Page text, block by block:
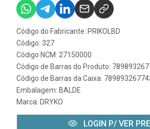
Código do Fabricante: PRIKOLBD
Código: 327
Código NCM: 27150000
Código de Barras do Produto:
Código de Barras da Caixa:
Embalagem: BALDE
Marca: DRYKO
LOGIN P/ VER